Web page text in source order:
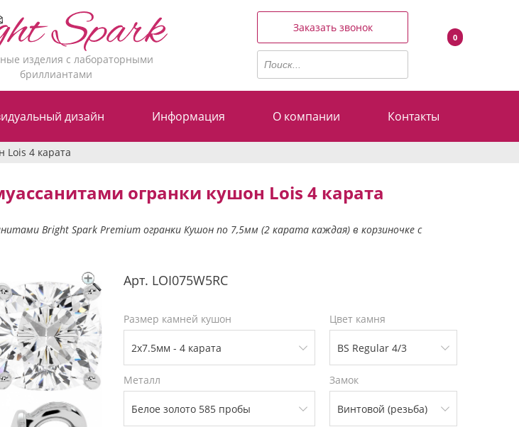
изделия с лабораторными
бриллиантами
Заказать звонок
0
дизайн Информация О компании Контакты
Lois 4 карата
огранки кушон Lois 4 карата
Bright Spark Premium огранки Кушон по 7,5мм (2 карата каждая) в корзиночке с
Арт. LOI075W5RC
Размер камней кушон Цвет камня
Металл Замок